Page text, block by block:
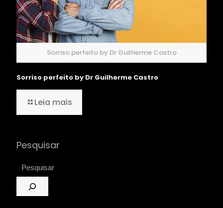
Sorriso perfeito by Dr Guilherme Castro
Sorriso perfeito by Dr Guilherme Castro
Leia mais
Pesquisar